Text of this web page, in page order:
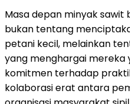
Masa depan minyak
bukan tentang
petani kecil, melainkan
yang menghargai mereka
komitmen terhadap
kolaborasi erat antara